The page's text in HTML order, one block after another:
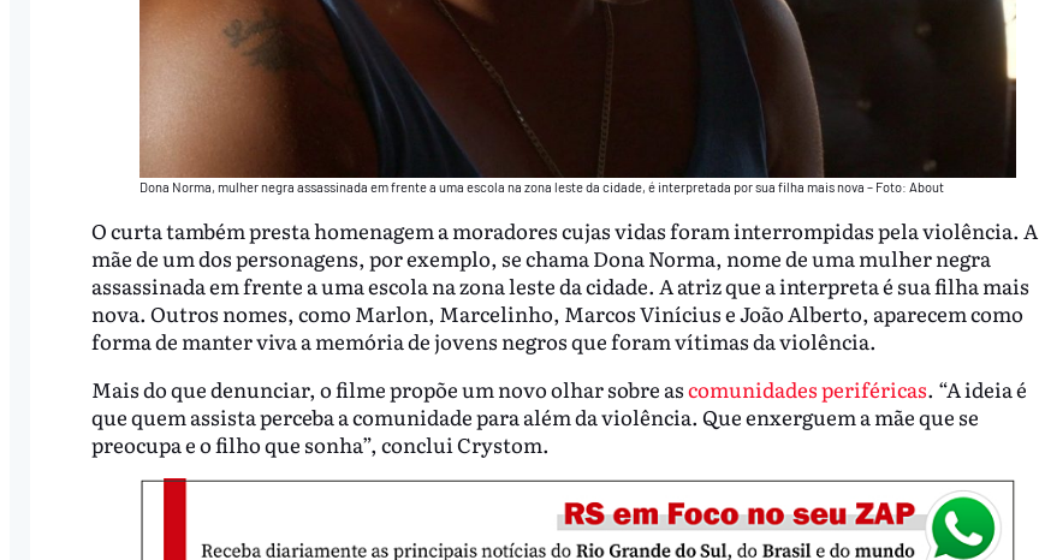
Dona Norma, mulher negra assassinada em frente a uma escola na zona leste da cidade, é interpretada por sua filha mais nova – Foto: About
O curta também presta homenagem a moradores cujas vidas foram interrompidas pela violência. A
mãe de um dos personagens, por exemplo, se chama Dona Norma, nome de uma mulher negra
assassinada em frente a uma escola na zona leste da cidade. A atriz que a interpreta é sua filha mais
nova. Outros nomes, como Marlon, Marcelinho, Marcos Vinícius e João Alberto, aparecem como
forma de manter viva a memória de jovens negros que foram vítimas da violência.
Mais do que denunciar, o filme propõe um novo olhar sobre ascomunidades periféricas. “A ideia é
que quem assista perceba a comunidade para além da violência. Que enxerguem a mãe que se
preocupa e o filho que sonha”, conclui Crystom.